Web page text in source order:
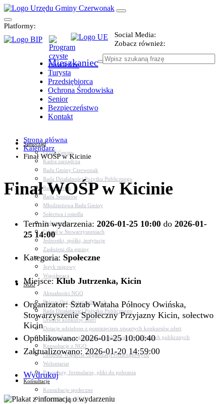
Platformy:
Social Media:
Zobacz również:
Mieszkaniec
Turysta
Przedsiębiorca
Ochrona Środowiska
Senior
Bezpieczeństwo
Kontakt
Samorząd
Urząd Gminy
Kadra zarządcza
Rada Gminy Czerwonak
Rada Działalności Pożytku Publicznego
Rada Sportu
Rada Seniorów
Młodzieżowa Rada Gminy
Sołectwa i osiedla
Dokumenty
Udział w Stowarzyszeniach
Jednostki, spółki, instytucje
Zasłużeni dla gminy
Petycje
Język migowy
Współpraca
NGO
Aktualności NGO
Rejestr Org. Pozarządowych
Rada Działalności Pożytku Publicznego
Otwarte konkursy ofert
Dotacje udzielone z pominięciem otwartych konkursów ofert
Komunikaty organizacji o realizowanych zadaniach publicznych
Konsultacje z NGO
Centrum Wsparcia Organizacji Pozarządowych
Wolontariat
Procedury, formularze, pliki do pobrania
Konsultacje
Konsultacje społeczne
Konsultacje z NGO
Strona główna
Kalendarz
Finał WOŚP w Kicinie
Finał WOŚP w Kicinie
Termin wydarzenia: 2026-01-25 10:00 do 2026-01-
25 14:00
Kategoria: Społeczne
Miejsce:Klub Jutrzenka, Kicin
Organizator: Sztab Wataha Północy Owińska,
Stowarzyszenie Społeczny Przyjazny Kicin, sołectwo
Kicin
Opublikowano: 2026-01-25 10:00:40
Zaktualizowano: 2026-01-20 14:59:00
Wydrukuj